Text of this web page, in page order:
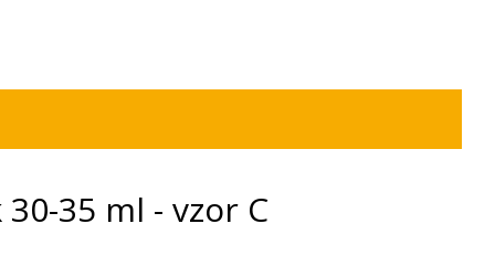
35 ml - vzor C